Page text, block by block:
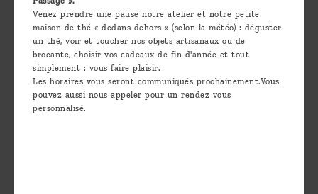
Venez prendre une pause notre atelier et notre petite
maison de thé « dedans-dehors » (selon la météo) : déguster
un thé, voir et toucher nos objets artisanaux ou de
brocante, choisir vos cadeaux de fin d'année et tout
simplement : vous faire plaisir.
Les horaires vous seront communiqués prochainement.Vous
pouvez aussi nous appeler pour un rendez vous
personnalisé.